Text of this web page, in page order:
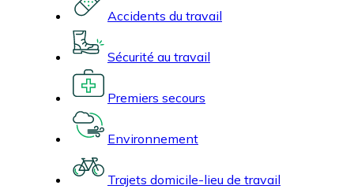
Accidents du travail
Sécurité au travail
Premiers secours
Environnement
Trajets domicile-lieu de travail